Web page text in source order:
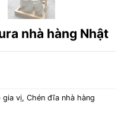
nhà hàng Nhật
gia vị, Chén đĩa nhà hàng